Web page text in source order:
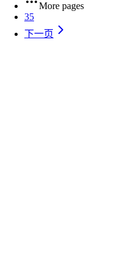
More pages
35
下一页